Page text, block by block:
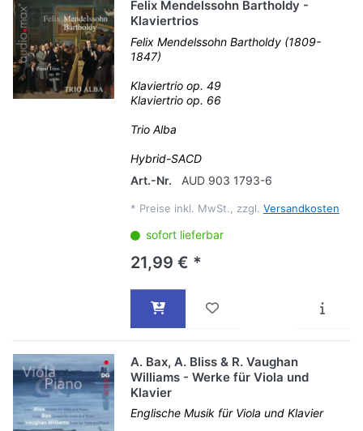
Felix Mendelssohn Bartholdy -
Klaviertrios
Felix Mendelssohn Bartholdy (1809-
1847)
Klaviertrio op. 49
Klaviertrio op. 66
Trio Alba
Hybrid-SACD
Art.-Nr.
AUD 903 1793-6
* Preise inkl. MwSt., zzgl. Versandkosten
sofort lieferbar
21,99 € *
A. Bax, A. Bliss & R. Vaughan
Williams - Werke für Viola und
Klavier
Englische Musik für Viola und Klavier